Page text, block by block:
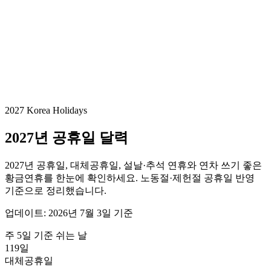
2027 Korea Holidays
2027년 공휴일 달력
2027년 공휴일, 대체공휴일, 설날·추석 연휴와 연차 쓰기 좋은
황금연휴를 한눈에 확인하세요. 노동절·제헌절 공휴일 반영
기준으로 정리했습니다.
업데이트: 2026년 7월 3일 기준
주 5일 기준 쉬는 날
119일
대체공휴일